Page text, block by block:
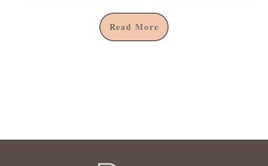
Read More